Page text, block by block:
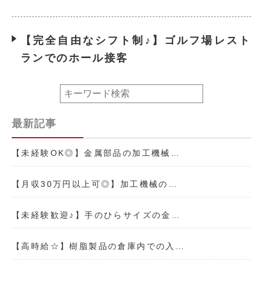
【完全自由なシフト制♪】ゴルフ場レスト
ランでのホール接客
最新記事
【未経験OK◎】金属部品の加工機械…
【月収30万円以上可◎】加工機械の…
【未経験歓迎♪】手のひらサイズの金…
【高時給☆】樹脂製品の倉庫内での入…